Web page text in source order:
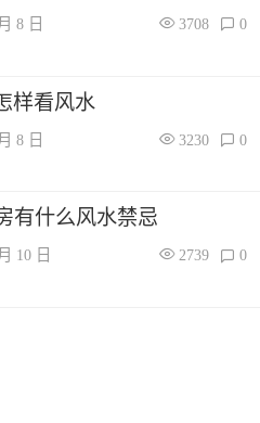
8 日 3708 0
样看风水
8 日 3230 0
有什么风水禁忌
10 日 2739 0